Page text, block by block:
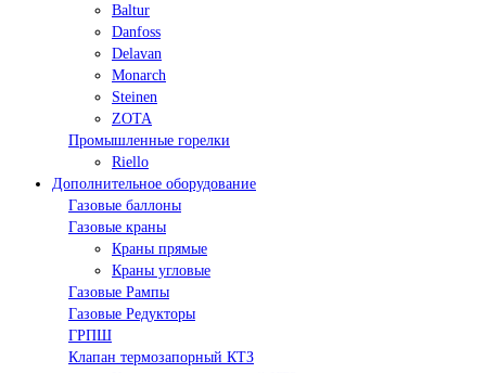
Baltur
Danfoss
Delavan
Monarch
Steinen
ZOTA
Промышленные горелки
Riello
Дополнительное оборудование
Газовые баллоны
Газовые краны
Краны прямые
Краны угловые
Газовые Рампы
Газовые Редукторы
ГРПШ
Клапан термозапорный КТЗ